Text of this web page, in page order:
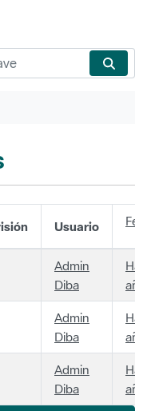
Usuario
Admin
Diba
Admin
Diba
Admin
Diba